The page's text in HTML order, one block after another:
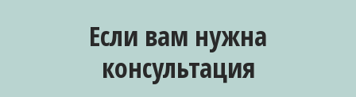
Если вам нужна
консультация